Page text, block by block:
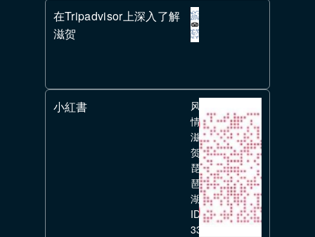
在Tripadvisor上深入了解
滋贺
小紅書
风
情
滋
贺
琵
琶
湖
ID:
336351626